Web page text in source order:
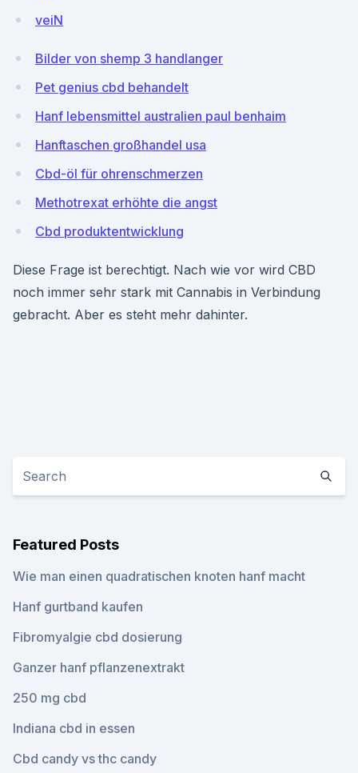
veiN
Bilder von shemp 3 handlanger
Pet genius cbd behandelt
Hanf lebensmittel australien paul benhaim
Hanftaschen großhandel usa
Cbd-öl für ohrenschmerzen
Methotrexat erhöhte die angst
Cbd produktentwicklung
Diese Frage ist berechtigt. Nach wie vor wird CBD
noch immer sehr stark mit Cannabis in Verbindung
gebracht. Aber es steht mehr dahinter.
Featured Posts
Wie man einen quadratischen knoten hanf macht
Hanf gurtband kaufen
Fibromyalgie cbd dosierung
Ganzer hanf pflanzenextrakt
250 mg cbd
Indiana cbd in essen
Cbd candy vs thc candy